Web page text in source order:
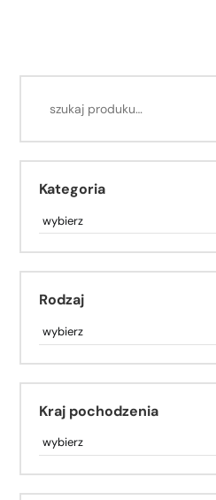
Kategoria
Rodzaj
Kraj pochodzenia